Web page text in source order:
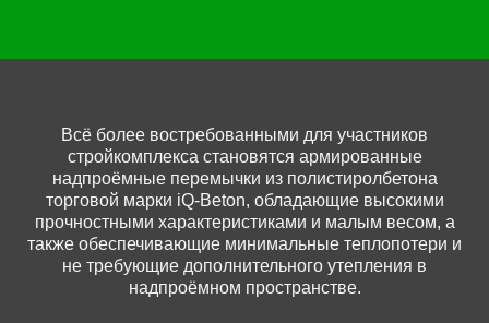
Всё более востребованными для участников
стройкомплекса становятся армированные
надпроёмные перемычки из полистиролбетона
торговой марки iQ-Beton, обладающие высокими
прочностными характеристиками и малым весом, а
также обеспечивающие минимальные теплопотери и
не требующие дополнительного утепления в
надпроёмном пространстве.